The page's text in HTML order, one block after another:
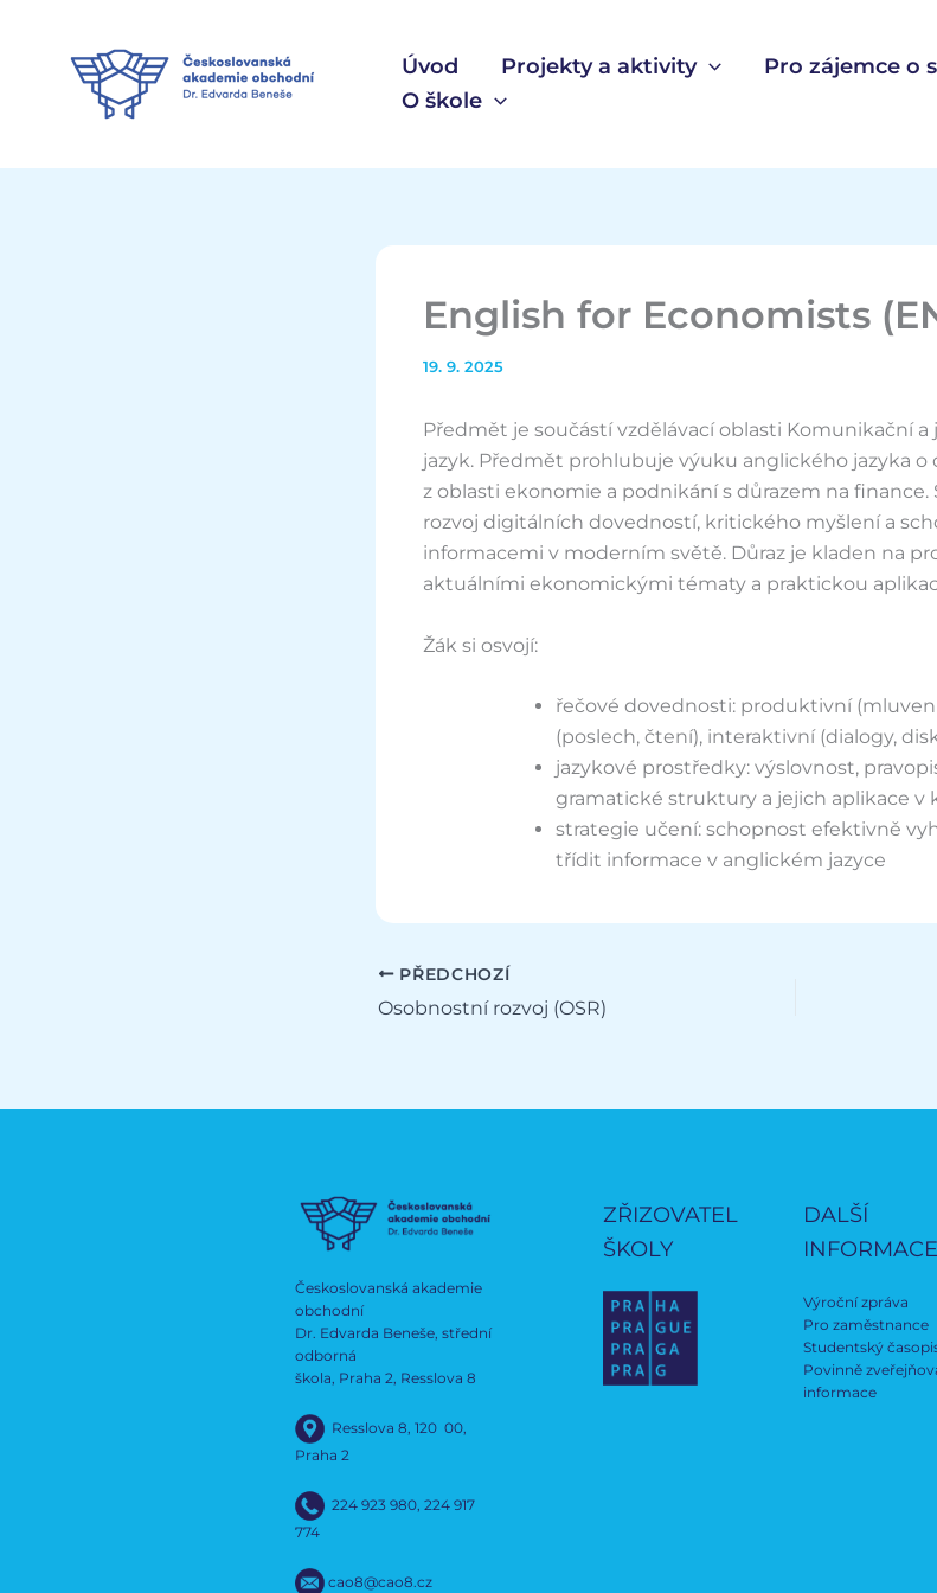
Úvod Projekty a aktivity Pro zájemce o
O škole
English for Economists
19. 9. 2025
Předmět je součástí vzdělávací oblasti Komunikační a
jazyk. Předmět prohlubuje výuku anglického jazyka o
z oblasti ekonomie a podnikání s důrazem na finance.
rozvoj digitálních dovedností, kritického myšlení a
informacemi v moderním světě. Důraz je kladen na
aktuálními ekonomickými tématy a praktickou
Žák si osvojí:
řečové dovednosti: produktivní
(poslech, čtení), interaktivní (dialogy,
jazykové prostředky: výslovnost,
gramatické struktury a jejich aplikace v
strategie učení: schopnost efektivně
třídit informace v anglickém jazyce
PŘEDCHOZÍ
Osobnostní rozvoj (OSR)
Českoslovanská akademie
obchodní
Dr. Edvarda Beneše, střední
odborná
škola, Praha 2, Resslova 8
Resslova 8, 120 00,
Praha 2
224 923 980 ,224 917
774
cao8@cao8.cz
ZŘIZOVATEL
ŠKOLY
DALŠÍ
INFORMACE
Výroční zpráva
Pro zaměstnance
Studentský
Povinně
informace